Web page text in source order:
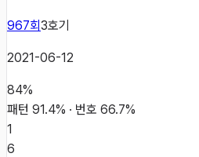
967회3호기
2021-06-12
84%
패턴 91.4% · 번호 66.7%
1
6